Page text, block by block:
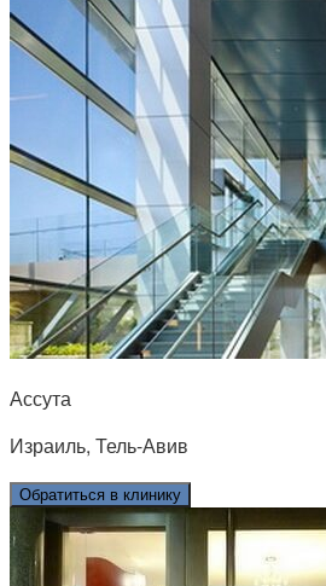
Ассута
Израиль, Тель-Авив
Обратиться в клинику